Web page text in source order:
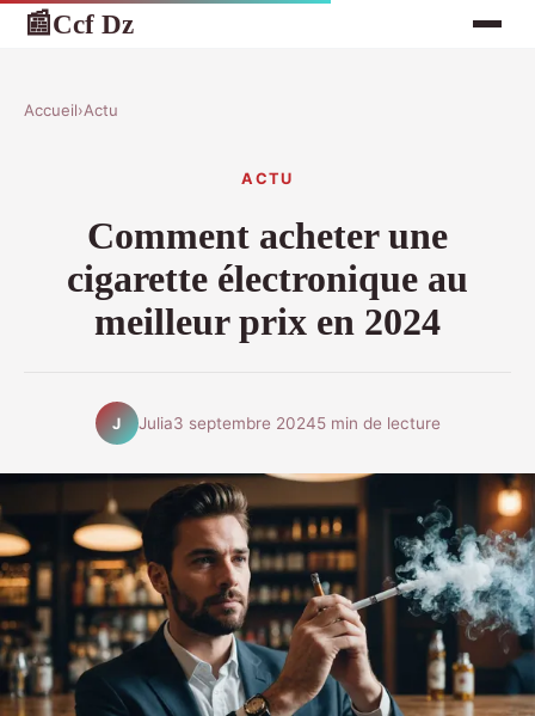
📰Ccf Dz
Accueil›Actu
ACTU
Comment acheter une
cigarette électronique au
meilleur prix en 2024
J Julia3 septembre 20245 min de lecture